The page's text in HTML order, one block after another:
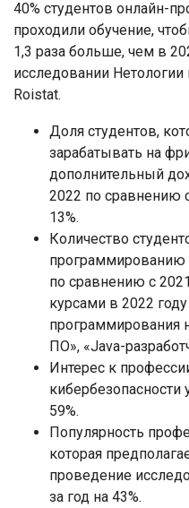
40% студентов онлайн-
проходили обучение,
1,3 раза больше, чем в
исследовании
Roistat.
Доля студентов,
зарабатывать на
дополнительный
2022 по сравнению
13%.
Количество
программированию
по сравнению с
курсами в 2022
программирования
ПО», «Java-
Интерес к
кибербезопасности
59%.
Популярность
которая
проведение
за год на 43%.